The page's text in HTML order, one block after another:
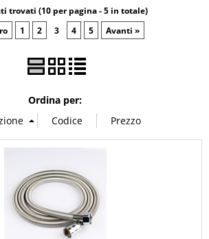
Contatti
News
trovati (10 per pagina - 5 in totale)
1 2 3 4 5 Avanti »
Ordina per: